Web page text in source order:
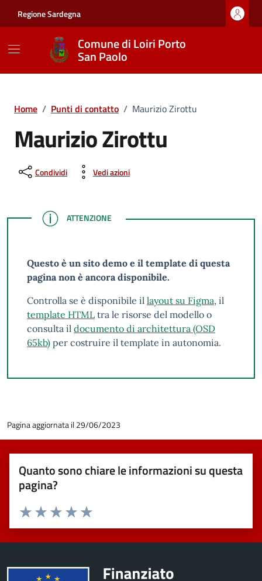
Regione Sardegna
Comune di Loiri Porto
San Paolo
Home / Punti di contatto / Maurizio Zirottu
Maurizio Zirottu
Condividi Vedi azioni
ATTENZIONE
ATTENZIONE
Questo è un sito demo e il template di questa
pagina non è ancora disponibile.
Controlla se è disponibile il layout su Figma, il
template HTML tra le risorse del modello o
consulta il documento di architettura (OSD
65kb) per costruire il template in autonomia.
Pagina aggiornata il 29/06/2023
Quanto sono chiare le informazioni su questa
pagina?
Valuta 5 stelle su 5
Valuta 4 stelle su 5
Valuta 3 stelle su 5
Valuta 2 stelle su 5
Valuta 1 stelle su 5